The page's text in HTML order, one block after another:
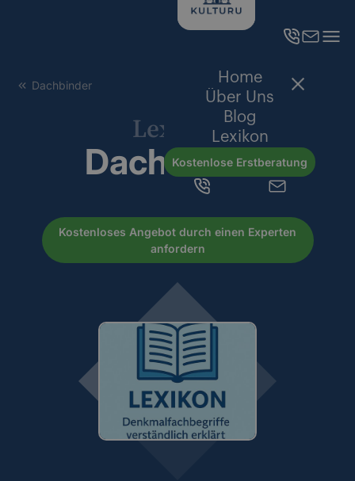
Home
Über Uns
Blog
Lexikon
Kostenlose Erstberatung
Dachbinder
Lexikon
Dachbinder
Kostenloses Angebot durch einen Experten
anfordern